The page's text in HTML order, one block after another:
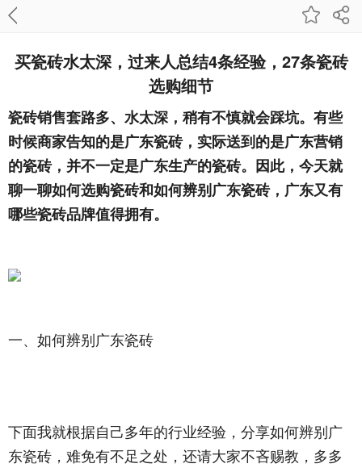
买瓷砖水太深，过来人总结4条经验，27条瓷砖
选购细节
瓷砖销售套路多、水太深，稍有不慎就会踩坑。有些
时候商家告知的是广东瓷砖，实际送到的是广东营销
的瓷砖，并不一定是广东生产的瓷砖。
因此，今天就
聊一聊如何选购瓷砖和如何辨别广东瓷砖，广东又有
哪些瓷砖品牌值得拥有。
一、如何辨别广东瓷砖
下面我就根据自己多年的行业经验，分享如何辨别广
东瓷砖，难免有不足之处，还请大家不吝赐教，多多